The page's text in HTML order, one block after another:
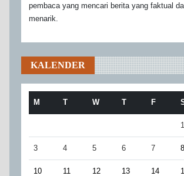
pembaca yang mencari berita yang faktual
menarik.
KALENDER
M T W T F
1
3 4 5 6 7 8
10 11 12 13 14